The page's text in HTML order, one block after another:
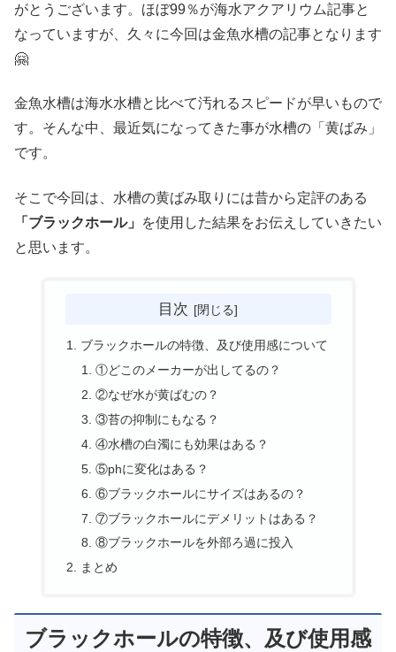
がとうございます。ほぼ99％が海水アクアリウム記事と
なっていますが、久々に今回は金魚水槽の記事となります
🤗
金魚水槽は海水水槽と比べて汚れるスピードが早いもので
す。そんな中、最近気になってきた事が水槽の「黄ばみ」
です。
そこで今回は、水槽の黄ばみ取りには昔から定評のある
「ブラックホール」
を使用した結果をお伝えしていきたい
と思います。
目次
ブラックホールの特徴、及び使用感について
①どこのメーカーが出してるの？
②なぜ水が黄ばむの？
③苔の抑制にもなる？
④水槽の白濁にも効果はある？
⑤phに変化はある？
⑥ブラックホールにサイズはあるの？
⑦ブラックホールにデメリットはある？
⑧ブラックホールを外部ろ過に投入
まとめ
ブラックホールの特徴、及び使用感